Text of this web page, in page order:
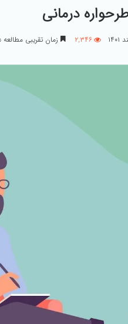
درمانی
۲,۳۴۶ زمان تقریبی مطالعه ۵ دقیقه